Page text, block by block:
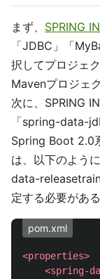
まず、 SPRING
「JDBC」「
択してプロジェ
Mavenプロジェ
次に、SPRING
「spring-data-
Spring Boot 2.0
は、以下のよう
data-
定する必要がある
pom.xml
<properties>
<spring-